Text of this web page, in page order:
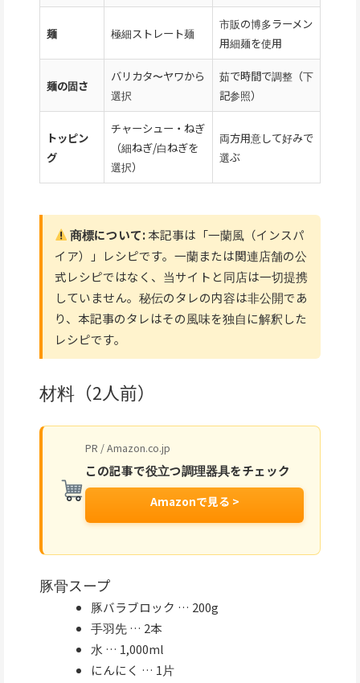
麺 極細ストレート麺
市販の博多ラーメン
用細麺を使用
麺の固さ
バリカタ〜ヤワから
選択
茹で時間で調整（下
記参照）
トッピン
グ
チャーシュー・ねぎ
（細ねぎ/白ねぎを
選択）
両方用意して好みで
選ぶ
商標について:本記事は「一蘭風（インスパ
イア）」レシピです。一蘭または関連店舗の公
式レシピではなく、当サイトと同店は一切提携
していません。秘伝のタレの内容は非公開であ
り、本記事のタレはその風味を独自に解釈した
レシピです。
材料（2人前）
PR / Amazon.co.jp
この記事で役立つ調理器具をチェック
Amazonで見る >
豚骨スープ
豚バラブロック … 200g
手羽先 … 2本
水 … 1,000ml
にんにく … 1片